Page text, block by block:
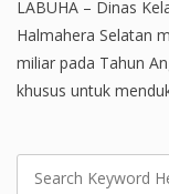
LABUHA – Dinas
Halmahera Selatan
miliar pada Tahun
khusus untuk